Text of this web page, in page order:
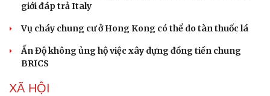
giới đáp trả Italy
Vụ cháy chung cư ở Hong Kong có thể do tàn thuốc lá
Ấn Độ không ủng hộ việc xây dựng đồng tiền chung
BRICS
XÃ HỘI